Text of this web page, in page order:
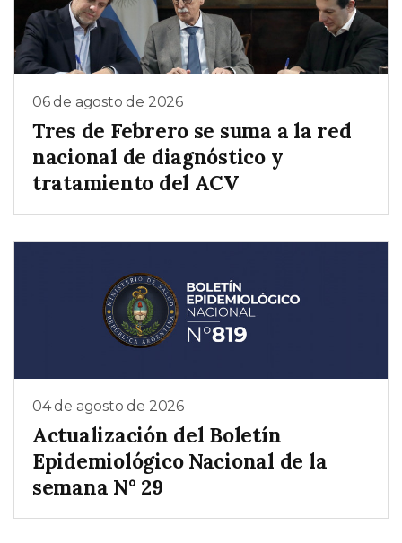
06 de agosto de 2026
Tres de Febrero se suma a la red
nacional de diagnóstico y
tratamiento del ACV
04 de agosto de 2026
Actualización del Boletín
Epidemiológico Nacional de la
semana N° 29